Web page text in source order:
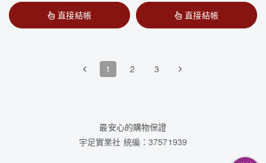
直接結帳 直接結帳
1 2 3
最安心的購物保證
宇足實業社 統編：37571939